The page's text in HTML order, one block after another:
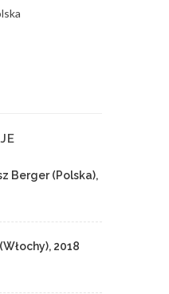
Berger (Polska),
2018